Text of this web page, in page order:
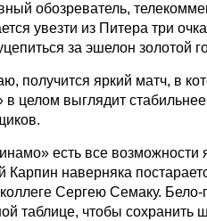
обозреватель,
увезти из Питера три
за эшелон золотой
получится яркий матч, в
в целом выглядит
есть все возможности
Карпин наверняка
Сергею Семаку.
таблице, чтобы сохранить